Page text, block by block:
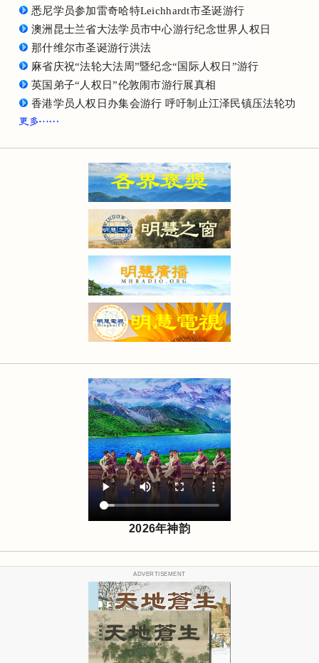
悉尼学员参加雷奇哈特Leichhardt市圣诞游行
澳洲昆士兰省大法学员市中心游行纪念世界人权日
那什维尔市圣诞游行洪法
麻省庆祝“法轮大法周”暨纪念“国际人权日”游行
英国弟子“人权日”伦敦闹市游行展真相
香港学员人权日办集会游行 呼吁制止江泽民镇压法轮功
2026年神韵
ADVERTISEMENT